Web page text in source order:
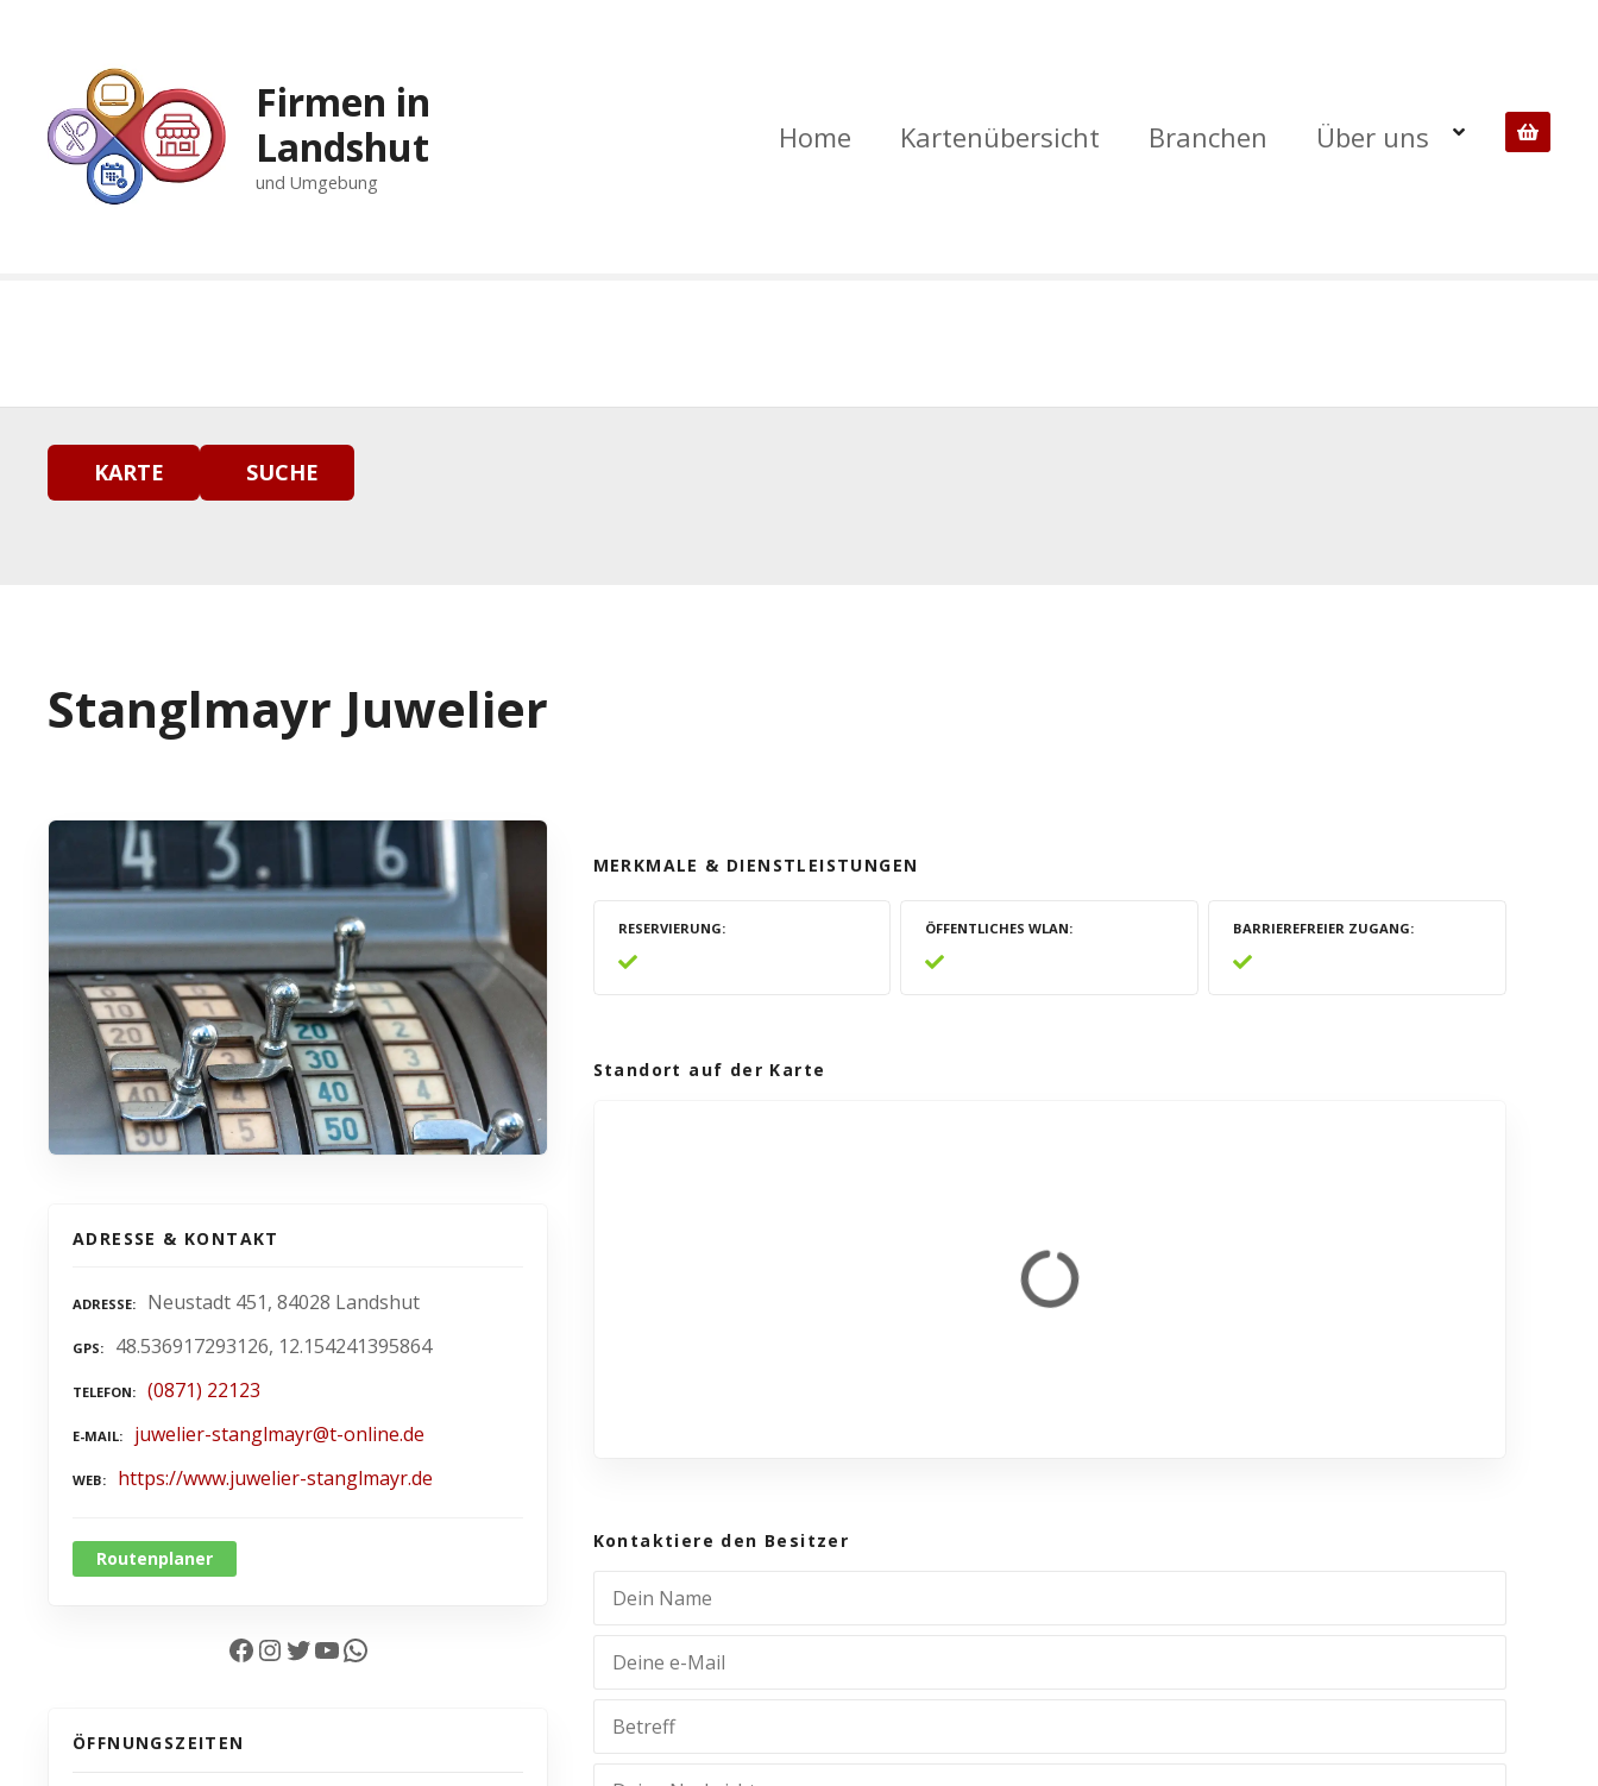
g
Firmen in
Landshut
und Umgebung
Home Kartenübersicht Branchen Über uns
KARTE SUCHE
Stanglmayr Juwelier
ADRESSE & KONTAKT
ADRESSE Neustadt 451, 84028 Landshut
GPS 48.536917293126, 12.154241395864
TELEFON (0871) 22123
E-MAIL juwelier-stanglmayr@t-online.de
WEB https://www.juwelier-stanglmayr.de
Routenplaner
Facebook InstagramTwitter YouTube WhatsApp
ÖFFNUNGSZEITEN
MERKMALE & DIENSTLEISTUNGEN
RESERVIERUNG ÖFFENTLICHES WLAN BARRIEREFREIER ZUGANG
Standort auf der Karte
Kontaktiere den Besitzer